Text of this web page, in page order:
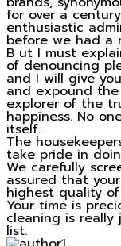
for over a
enthusiastic
before we had a
B ut I must
of denouncing
and I will give
and expound
explorer of the
happiness. No
itself.
The
take pride in
We carefully
assured that
highest quality
Your time is
cleaning is
list.